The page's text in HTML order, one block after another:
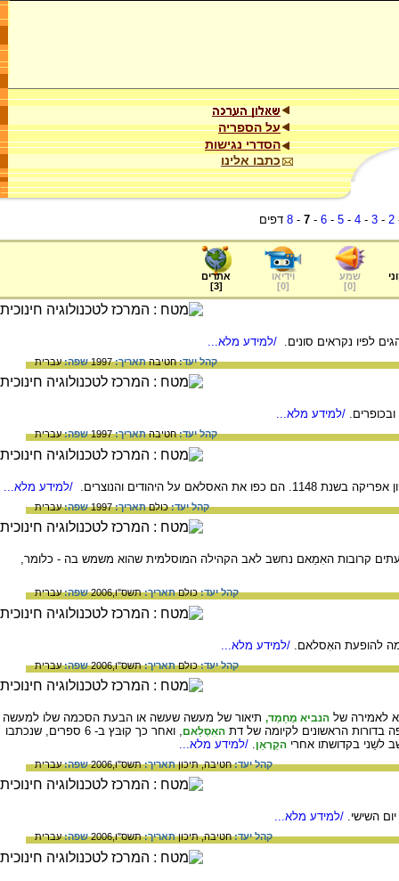
על הספריה
הסדרי נגישות
כתבו אלינו
2
-
3
-
4
-
5
-
6
-
7
-
8 דפים
שמע
[
0
]
וידיאו
[
0
]
אתרים
[
3
]
לפיו נקראים סונים. /למידע מלא...
קהל יעד:חטיבהתאריך:1997 שפה:עברית
/למידע מלא...
קהל יעד:חטיבהתאריך:1997 שפה:עברית
על היהודים והנוצרים. /למידע מלא...
קהל יעד:כולםתאריך:1997 שפה:עברית
קרובות האִמַאם נחשב לאב הקהילה המוסלמית שהוא משמש בה - כלומר,
קהל יעד:כולםתאריך:תשס"ו,2006 שפה:עברית
להופעת האִסלאם. /למידע מלא...
קהל יעד:כולםתאריך:תשס"ו,2006 שפה:עברית
לאמירה של הנביא מֻחַמַד, תיאור של מעשה שעשה או הבעת הסכמה שלו למעשה
בדורות הראשונים לקיומה של דת האִסְלַאם
, ואחר כך קוּבּץ ב- 6 ספרים, שנכתבו
לשֵני בקדושתו אחרי הקֻרְאַן /למידע מלא...
קהל יעד:חטיבה,תיכוןתאריך:תשס"ו,2006 שפה:עברית
השישי. /למידע מלא...
קהל יעד:חטיבה,תיכוןתאריך:תשס"ו,2006 שפה:עברית